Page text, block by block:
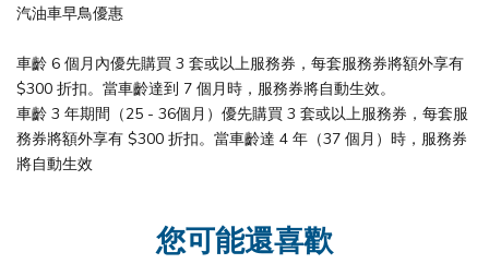
汽油車早鳥優惠
車齡 6 個月內優先購買 3 套或以上服務券，每套服務券將額外享有
$300 折扣。當車齡達到 7 個月時，服務券將自動生效。
車齡 3 年期間（25 - 36個月）優先購買 3 套或以上服務券，每套服
務券將額外享有 $300 折扣。當車齡達 4 年（37 個月）時，服務券
將自動生效
您可能還喜歡